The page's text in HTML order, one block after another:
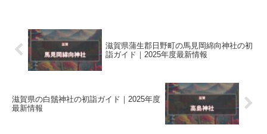
滋賀県蒲生郡日野町の馬見岡綿向神社の初
詣ガイド｜2025年度最新情報
滋賀県の白鬚神社の初詣ガイド｜2025年度
最新情報